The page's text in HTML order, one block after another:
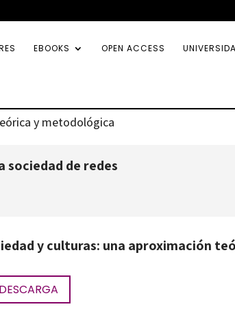
EBOOKS OPEN ACCESS
y metodológica
sociedad de redes
y culturas: una aproximación